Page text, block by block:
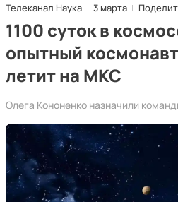
Телеканал Наука 3 марта
1100 суток в
опытный
летит на МКС
Олега Кононенко назначили